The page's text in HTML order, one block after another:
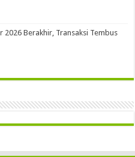
2026 Berakhir, Transaksi Tembus